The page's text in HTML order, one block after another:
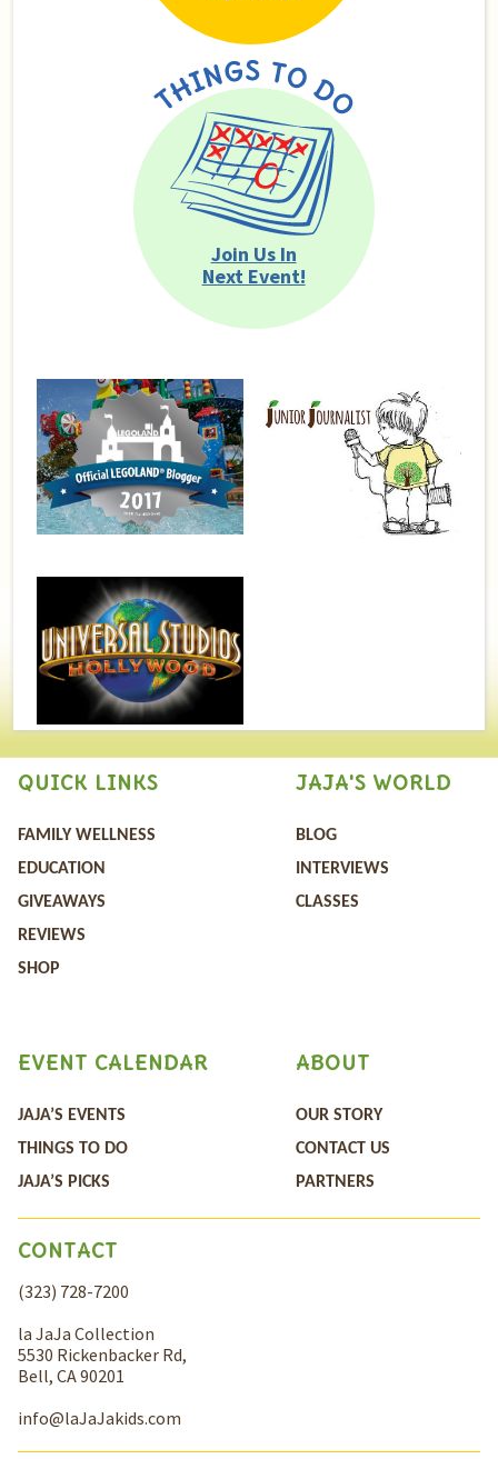
Join Us In
Next Event!
QUICK LINKS
FAMILY WELLNESS
EDUCATION
GIVEAWAYS
REVIEWS
SHOP
JAJA'S WORLD
BLOG
INTERVIEWS
CLASSES
ABOUT
OUR STORY
CONTACT US
PARTNERS
EVENT CALENDAR
JAJA’S EVENTS
THINGS TO DO
JAJA’S PICKS
CONTACT
(323) 728-7200
la JaJa Collection
5530 Rickenbacker Rd,
Bell, CA 90201
info@laJaJakids.com